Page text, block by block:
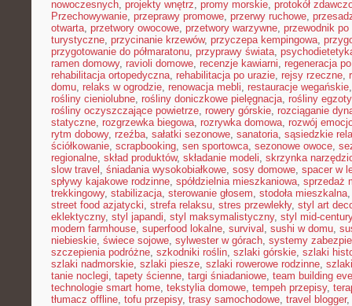
nowoczesnych, projekty wnętrz, promy morskie, protokół
Przechowywanie, przeprawy promowe, przerwy ruchowe,
otwarta, przetwory owocowe, przetwory warzywne, przewodnik
turystyczne, przycinanie krzewów, przyczepa kempingowa,
przygotowanie do półmaratonu, przyprawy świata,
ramen domowy, ravioli domowe, recenzje kawiarni, regeneracja
rehabilitacja ortopedyczna, rehabilitacja po urazie, rejsy rzeczne,
domu, relaks w ogrodzie, renowacja mebli, restauracje wegańskie
rośliny cieniolubne, rośliny doniczkowe pielęgnacja, rośliny
rośliny oczyszczające powietrze, rowery górskie, rozciąganie
statyczne, rozgrzewka biegowa, rozrywka domowa, rozwój
rytm dobowy, rzeźba, sałatki sezonowe, sanatoria, sąsiedzkie
ściółkowanie, scrapbooking, sen sportowca, sezonowe owoce,
regionalne, skład produktów, składanie modeli, skrzynka
slow travel , śniadania wysokobiałkowe, sosy domowe, spacer w
spływy kajakowe rodzinne, spółdzielnia mieszkaniowa, sprzedaż
trekkingowy, stabilizacja, sterowanie głosem, stodoła mieszkalna
street food azjatycki, strefa relaksu, stres przewlekły, styl art
eklektyczny, styl japandi, styl maksymalistyczny, styl mid-century
modern farmhouse, superfood lokalne, survival , sushi w domu,
niebieskie, świece sojowe, sylwester w górach, systemy
szczepienia podróżne, szkodniki roślin, szlaki górskie, szlaki
szlaki nadmorskie, szlaki piesze, szlaki rowerowe rodzinne,
tanie noclegi, tapety ścienne, targi śniadaniowe, team building
technologie smart home, tekstylia domowe, tempeh przepisy,
tłumacz offline, tofu przepisy, trasy samochodowe, travel blogger,